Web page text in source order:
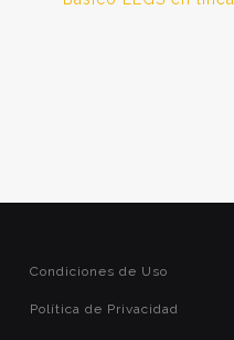
Condiciones de Uso
Política de Privacidad